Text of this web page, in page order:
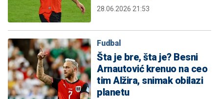
28.06.2026 21:53
Fudbal
Šta je bre, šta je? Besni
Arnautović krenuo na ceo
tim Alžira, snimak obilazi
planetu